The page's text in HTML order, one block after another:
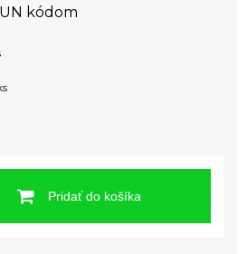
kódom
Pridať do košíka